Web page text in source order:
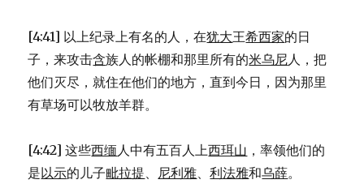
[4:41] 以上纪录上有名的人，在犹大王希西家的日
子，来攻击含族人的帐棚和那里所有的米乌尼人，把
他们灭尽，就住在他们的地方，直到今日，因为那里
有草场可以牧放羊群。
[4:42] 这些西缅人中有五百人上西珥山 ，率领他们的
是以示的儿子毗拉提、 尼利雅、利法雅和乌薛。